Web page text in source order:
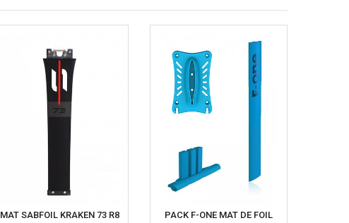
MAT SABFOIL KRAKEN 73 R8
PACK F-ONE MAT DE FOIL